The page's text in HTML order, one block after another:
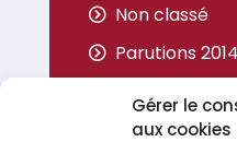
Gérer le
aux cookies
Non classé
Parutions 2014
Parutions 2015
Parutions 2016